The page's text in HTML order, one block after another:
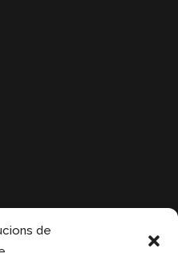
de